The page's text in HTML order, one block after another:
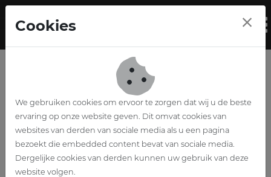
Skip to main content
Kangoeroe
Cookies
We gebruiken cookies om ervoor te zorgen dat wij u de beste
ervaring op onze website geven. Dit omvat cookies van
websites van derden van sociale media als u een pagina
bezoekt die embedded content bevat van sociale media.
Dergelijke cookies van derden kunnen uw gebruik van deze
website volgen.